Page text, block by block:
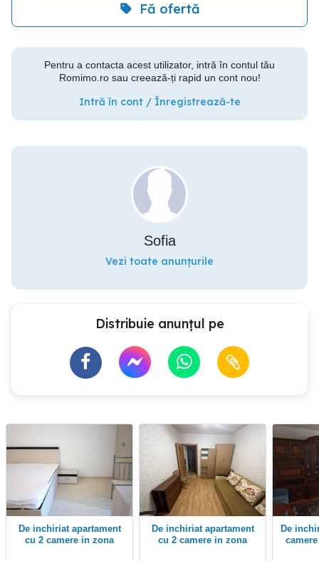
Fă ofertă
Pentru a contacta acest utilizator, intră în contul tău
Romimo.ro sau creează-ți rapid un cont nou!
Intră în cont / Înregistrează-te
Sofia
Vezi toate anunțurile
Distribuie anunțul pe
De inchiriat apartament
cu 2 camere in zona
De inchiriat apartament
cu 2 camere in zona
De inchiriat apartament 2